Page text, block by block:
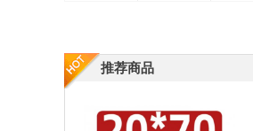
推荐商品